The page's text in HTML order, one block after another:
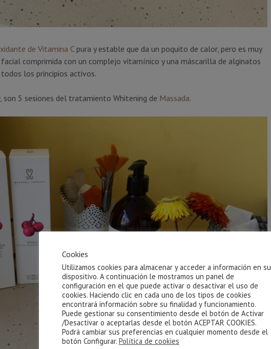
de Vitamina C pura y estable que da un poquito de calor, pero es muy
comprimida con un complejo vitamínico y una máscarilla de alginatos
los principios activos.
, son 5 sesiones del tratamiento Whitening de Massada.
Cookies
Utilizamos cookies para almacenar y acceder a información en su
dispositivo. A continuación le mostramos un panel de
configuración en el que puede activar o desactivar el uso de
cookies. Haciendo clic en cada uno de los tipos de cookies
encontrará información sobre su finalidad y funcionamiento.
Puede gestionar su consentimiento desde el botón de Activar
/Desactivar o aceptarlas desde el botón ACEPTAR COOKIES.
Podrá cambiar sus preferencias en cualquier momento desde el
botón Configurar. Política de cookies